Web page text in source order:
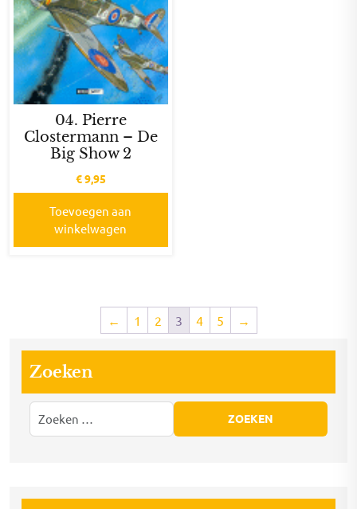
04. Pierre
Clostermann – De
Big Show 2
€9,95
Toevoegen aan
winkelwagen
← 1 2 3 4 5 →
Zoeken